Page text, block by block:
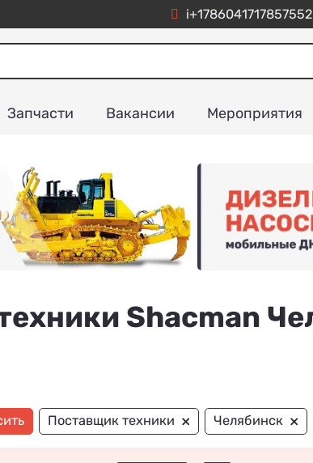
Запчасти Вакансии Мероприятия
Shacman
Поставщик техники × Челябинск ×